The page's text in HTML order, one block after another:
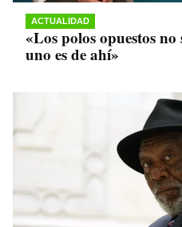
ACTUALIDAD
«Los polos opuestos
uno es de ahí»